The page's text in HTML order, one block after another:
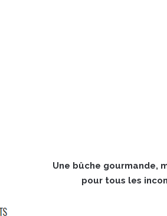
Une bûche gourmande,
pour tous les